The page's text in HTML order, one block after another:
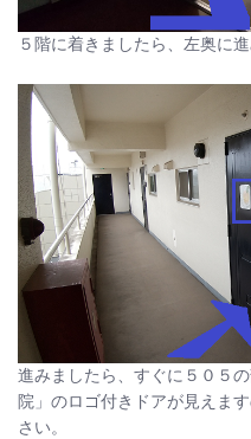
５階に着きましたら、左奥に進
進みましたら、すぐに５０５
院」のロゴ付きドアが見えま
さい。